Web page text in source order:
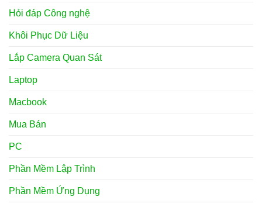
Hỏi đáp Công nghệ
Khôi Phục Dữ Liệu
Lắp Camera Quan Sát
Laptop
Macbook
Mua Bán
PC
Phần Mềm Lập Trình
Phần Mềm Ứng Dụng